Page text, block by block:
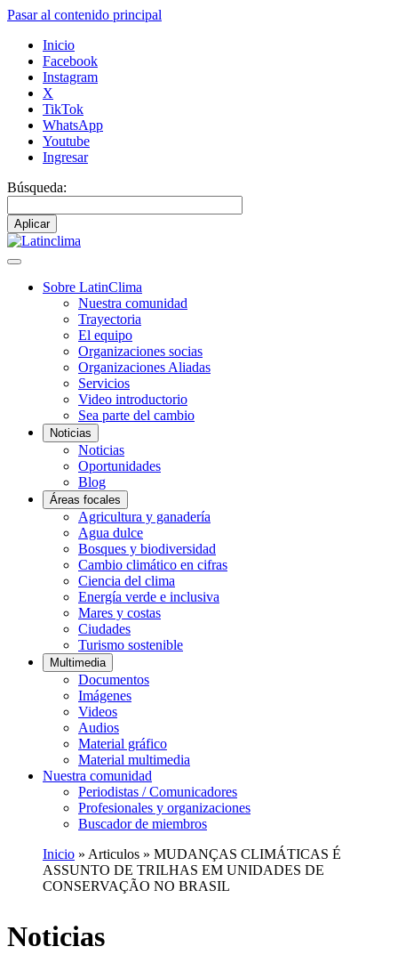
Pasar al contenido principal
Inicio
Facebook
Instagram
X
TikTok
WhatsApp
Youtube
Ingresar
Búsqueda:
Navegación
Sobre LatinClima
Nuestra comunidad
Trayectoria
El equipo
Organizaciones socias
Organizaciones Aliadas
Servicios
Video introductorio
Sea parte del cambio
Noticias
Noticias
Oportunidades
Blog
Áreas focales
Agricultura y ganadería
Agua dulce
Bosques y biodiversidad
Cambio climático en cifras
Ciencia del clima
Energía verde e inclusiva
Mares y costas
Ciudades
Turismo sostenible
Multimedia
Documentos
Imágenes
Videos
Audios
Material gráfico
Material multimedia
Nuestra comunidad
Periodistas / Comunicadores
Profesionales y organizaciones
Buscador de miembros
Ruta
navegación
Inicio Articulos
MUDANÇAS CLIMÁTICAS É
ASSUNTO DE TRILHAS EM UNIDADES DE
CONSERVAÇÃO NO BRASIL
Noticias